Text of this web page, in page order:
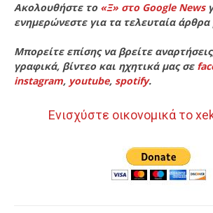
Ακολουθήστε το «Ξ» στο Google News
ενημερώνεστε για τα τελευταία άρθρα
Μπορείτε επίσης να βρείτε
γραφικά, βίντεο και ηχητικά μας σε
instagram, youtube, spotify.
Ενισχύστε οικονομικά το